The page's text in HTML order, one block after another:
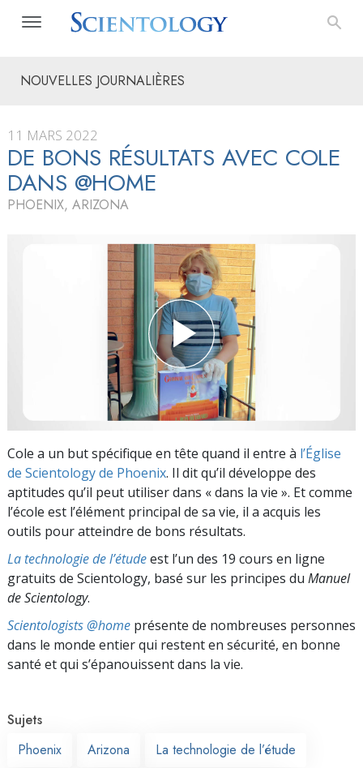
NOUVELLES JOURNALIÈRES
11 MARS 2022
DE BONS RÉSULTATS AVEC COLE
DANS @HOME
PHOENIX, ARIZONA
Cole a un but spécifique en tête quand il entre à l’Église
de Scientology de Phoenix. Il dit qu’il développe des
aptitudes qu’il peut utiliser dans « dans la vie ». Et comme
l’école est l’élément principal de sa vie, il a acquis les
outils pour atteindre de bons résultats.
La technologie de l’étudeest l’un des 19 cours en ligne
gratuits de Scientology, basé sur les principes du Manuel
de Scientology.
Scientologists @home présente de nombreuses personnes
dans le monde entier qui restent en sécurité, en bonne
santé et qui s’épanouissent dans la vie.
Sujets
Phoenix
Arizona La technologie de l’étude